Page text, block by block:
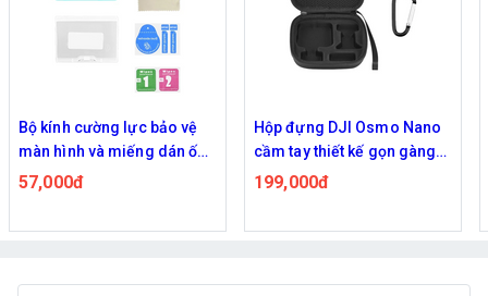
Bộ kính cường lực bảo vệ
màn hình và miếng dán ống
kính DJI Osmo Nano
57,000đ
Hộp đựng DJI Osmo Nano
cầm tay thiết kế gọn gàng
tiện mang theo
199,000đ